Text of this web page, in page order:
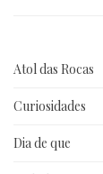
Atol das Rocas
Curiosidades
Dia de que